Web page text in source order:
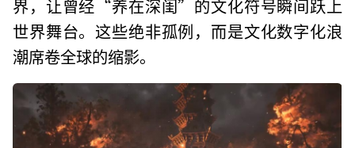
界，让曾经“养在深闺”的文化符号瞬间跃上
世界舞台。这些绝非孤例，而是文化数字化浪
潮席卷全球的缩影。